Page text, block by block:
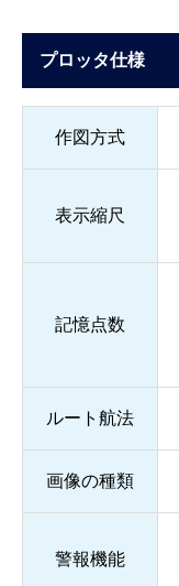
プロッタ仕様
作図方式
表示縮尺
記憶点数
ルート航法
画像の種類
警報機能